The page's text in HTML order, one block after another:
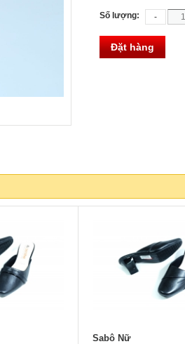
Số lượng:
Đặt hàng
Sabô Nữ